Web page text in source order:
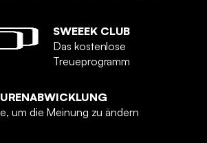
SWEEEK CLUB
Das kostenlose
Treueprogramm
um die Meinung zu ändern